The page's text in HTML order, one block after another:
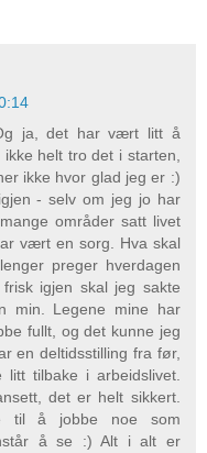
ja, det har vært litt å
helt tro det i starten,
ikke hvor glad jeg er :)
- selv om jeg jo har
områder satt livet
vært en sorg. Hva skal
preger hverdagen
igjen skal jeg sakte
min. Legene mine har
fullt, og det kunne jeg
en deltidsstilling fra før,
tilbake i arbeidslivet.
det er helt sikkert.
til å jobbe noe som
å se :) Alt i alt er